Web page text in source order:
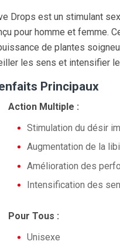
Drops est un stimulant
pour homme et femme.
de plantes
les sens et intensifier
Principaux
Action Multiple :
Stimulation du désir
Augmentation de la
Amélioration des
Intensification des
Pour Tous :
Unisexe